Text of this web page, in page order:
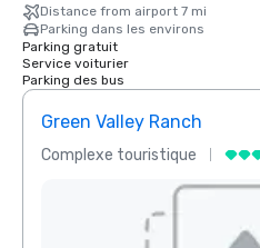
Distance from airport 7 mi
Parking dans les environs
Parking gratuit
Service voiturier
Parking des bus
Green Valley Ranch
Complexe touristique